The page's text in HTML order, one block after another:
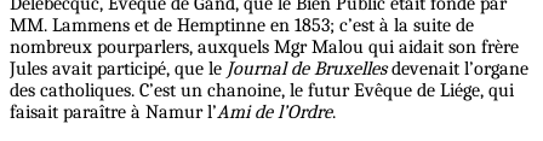
MM. Lammens et de Hemptinne en 1853; c’est à la suite de
nombreux pourparlers, auxquels Mgr Malou qui aidait son frère
Jules avait participé, que le Journal de Bruxellesdevenait l’organe
des catholiques. C’est un chanoine, le futur Evêque de Liége, qui
faisait paraître à Namur l’Ami de l’Ordre.